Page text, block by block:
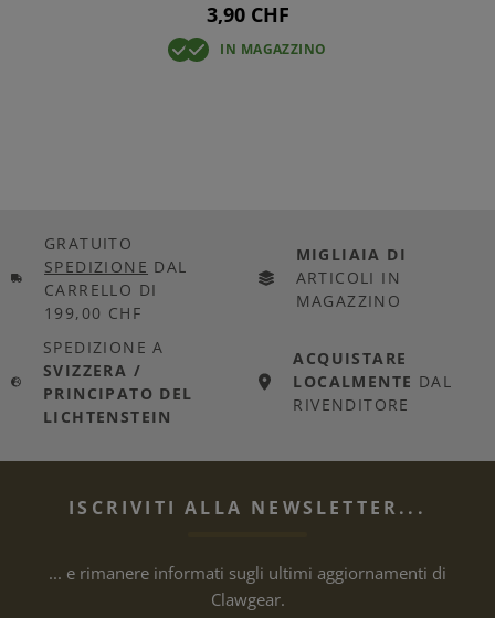
3,90 CHF
IN MAGAZZINO
GRATUITO
SPEDIZIONE DAL
CARRELLO DI
199,00 CHF
MIGLIAIA DI
ARTICOLI IN
MAGAZZINO
SPEDIZIONE A
SVIZZERA /
PRINCIPATO DEL
LICHTENSTEIN
ACQUISTARE
LOCALMENTE DAL
RIVENDITORE
ISCRIVITI ALLA NEWSLETTER...
... e rimanere informati sugli ultimi aggiornamenti di
Clawgear.